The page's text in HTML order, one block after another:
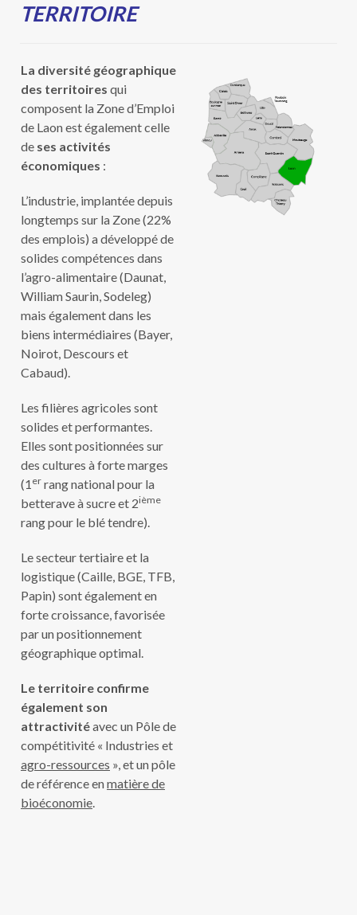
TERRITOIRE
La diversité géographique
des territoires qui
composent la Zone d’Emploi
de Laon est également celle
de ses activités
économiques :
L’industrie, implantée depuis
longtemps sur la Zone (22%
des emplois) a développé de
solides compétences dans
l’agro-alimentaire (Daunat,
William Saurin, Sodeleg)
mais également dans les
biens intermédiaires (Bayer,
Noirot, Descours et
Cabaud).
Les filières agricoles sont
solides et performantes.
Elles sont positionnées sur
des cultures à forte marges
(1 er rang national pour la
betterave à sucre et 2ième
rang pour le blé tendre).
Le secteur tertiaire et la
logistique (Caille, BGE, TFB,
Papin) sont également en
forte croissance, favorisée
par un positionnement
géographique optimal.
Le territoire confirme
également son
attractivitéavec un Pôle de
compétitivité « Industries et
agro-ressources », et un pôle
de référence enmatière de
bioéconomie.